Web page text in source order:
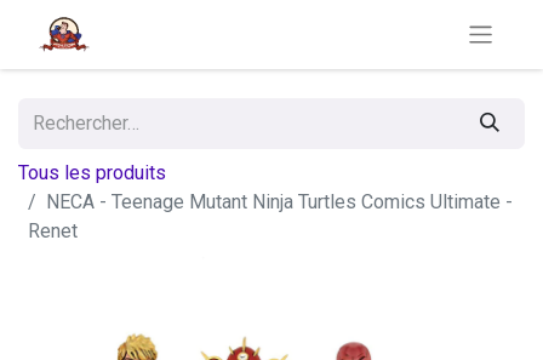
Tous les produits
NECA - Teenage Mutant Ninja Turtles Comics Ultimate -
Renet